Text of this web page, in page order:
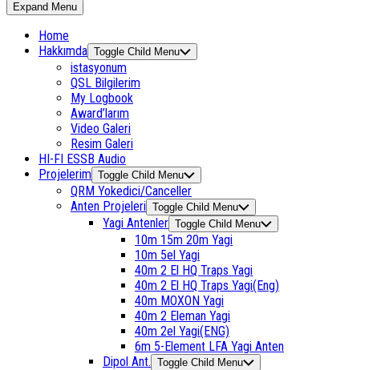
Expand Menu
Home
Hakkımda Toggle Child Menu
istasyonum
QSL Bilgilerim
My Logbook
Award’larım
Video Galeri
Resim Galeri
HI-FI ESSB Audio
Projelerim Toggle Child Menu
QRM Yokedici/Canceller
Anten Projeleri Toggle Child Menu
Yagi Antenler Toggle Child Menu
10m 15m 20m Yagi
10m 5el Yagi
40m 2 El HQ Traps Yagi
40m 2 El HQ Traps Yagi(Eng)
40m MOXON Yagi
40m 2 Eleman Yagi
40m 2el Yagi(ENG)
6m 5-Element LFA Yagi Anten
Dipol Ant. Toggle Child Menu